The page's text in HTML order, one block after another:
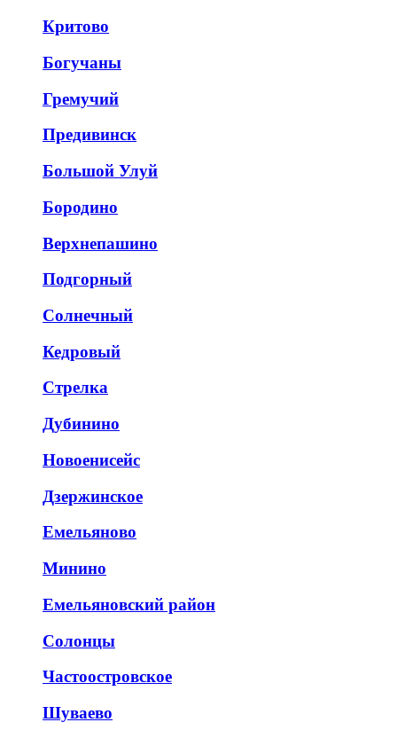
Критово
Богучаны
Гремучий
Предивинск
Большой Улуй
Бородино
Верхнепашино
Подгорный
Солнечный
Кедровый
Стрелка
Дубинино
Новоенисейс
Дзержинское
Емельяново
Минино
Емельяновский район
Солонцы
Частоостровское
Шуваево